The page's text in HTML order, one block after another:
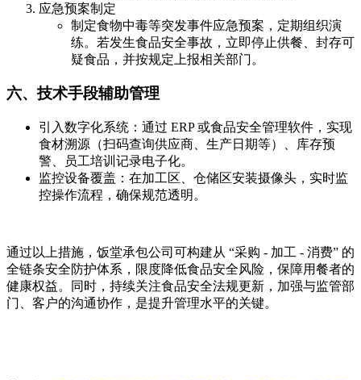
应急预案制定
制定食物中毒等突发事件应急预案，定期组织演
练。若发生食品安全事故，立即停止供餐、封存可
疑食品，并按规定上报相关部门。
六、技术手段辅助管理
引入数字化系统：通过 ERP 或食品安全管理软件，实现
食材溯源（扫码查询供应商、生产日期等）、库存预
警、员工培训记录电子化。
监控设备覆盖：在加工区、仓储区安装摄像头，实时监
控操作流程，确保规范透明。
通过以上措施，饭堂承包公司可构建从 “采购 - 加工 - 消费” 的
全链条安全防护体系，限度降低食品安全风险，保障用餐者的
健康权益。同时，持续关注食品安全法规更新，加强与监管部
门、客户的沟通协作，是提升管理水平的关键。